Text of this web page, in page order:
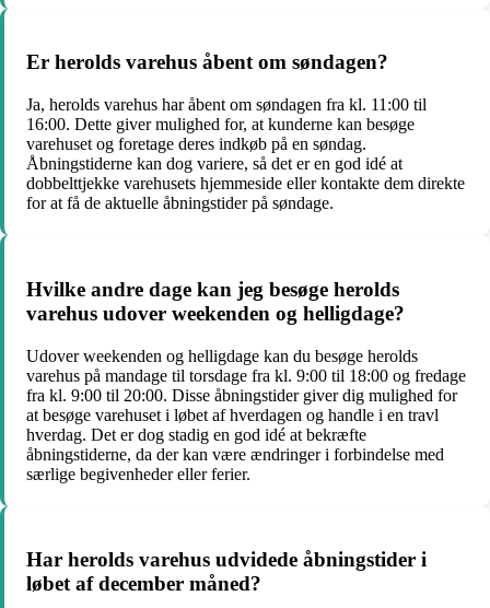
Er herolds varehus åbent om søndagen?
Ja, herolds varehus har åbent om søndagen fra kl. 11:00 til
16:00. Dette giver mulighed for, at kunderne kan besøge
varehuset og foretage deres indkøb på en søndag.
Åbningstiderne kan dog variere, så det er en god idé at
dobbelttjekke varehusets hjemmeside eller kontakte dem direkte
for at få de aktuelle åbningstider på søndage.
Hvilke andre dage kan jeg besøge herolds
varehus udover weekenden og helligdage?
Udover weekenden og helligdage kan du besøge herolds
varehus på mandage til torsdage fra kl. 9:00 til 18:00 og fredage
fra kl. 9:00 til 20:00. Disse åbningstider giver dig mulighed for
at besøge varehuset i løbet af hverdagen og handle i en travl
hverdag. Det er dog stadig en god idé at bekræfte
åbningstiderne, da der kan være ændringer i forbindelse med
særlige begivenheder eller ferier.
Har herolds varehus udvidede åbningstider i
løbet af december måned?